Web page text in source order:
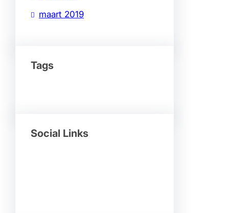
maart 2019
Tags
Social Links